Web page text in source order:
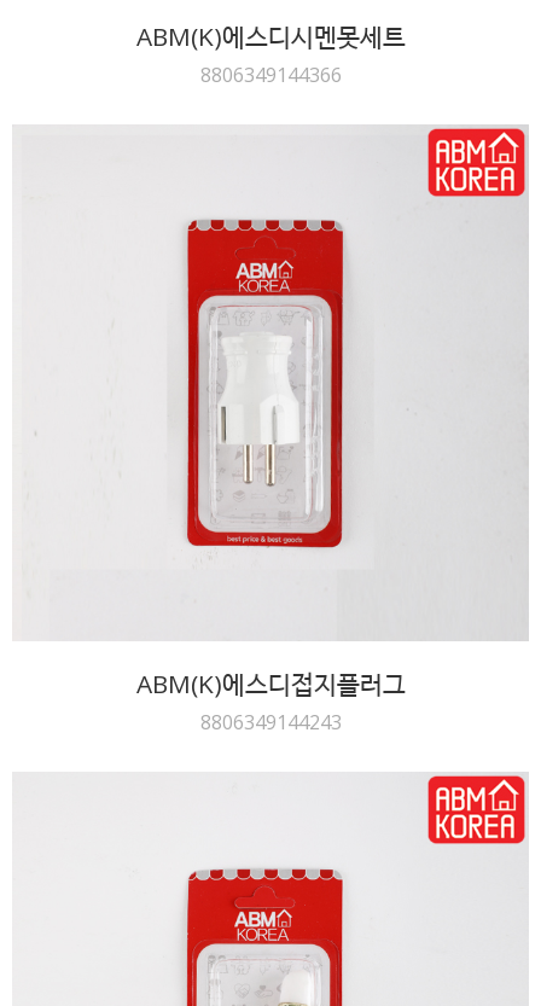
ABM(K)에스디시멘못세트
8806349144366
ABM(K)에스디접지플러그
8806349144243